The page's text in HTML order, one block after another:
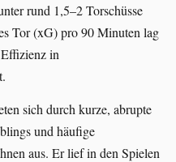
rund 1,5–2 Torschüsse
Tor (xG) pro 90 Minuten lag
in
sich durch kurze, abrupte
und häufige
aus. Er lief in den Spielen